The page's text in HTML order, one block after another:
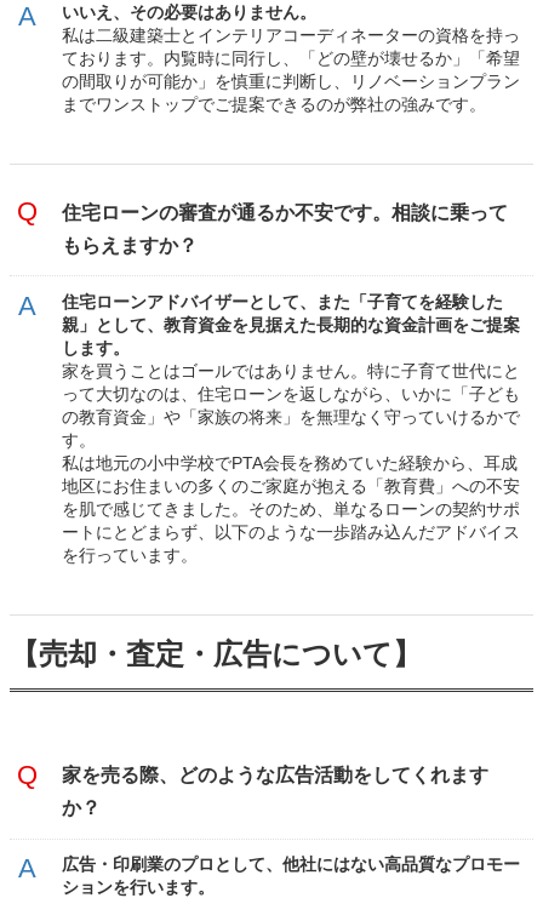
いいえ、その必要はありません。
私は二級建築士とインテリアコーディネーターの資格を持っ
ております。内覧時に同行し、「どの壁が壊せるか」「希望
の間取りが可能か」を慎重に判断し、リノベーションプラン
までワンストップでご提案できるのが弊社の強みです。
住宅ローンの審査が通るか不安です。相談に乗って
もらえますか？
住宅ローンアドバイザーとして、また「子育てを経験した
親」として、教育資金を見据えた長期的な資金計画をご提案
します。
家を買うことはゴールではありません。特に子育て世代にと
って大切なのは、住宅ローンを返しながら、いかに「子ども
の教育資金」や「家族の将来」を無理なく守っていけるかで
す。
私は地元の小中学校でPTA会長を務めていた経験から、耳成
地区にお住まいの多くのご家庭が抱える「教育費」への不安
を肌で感じてきました。そのため、単なるローンの契約サポ
ートにとどまらず、以下のような一歩踏み込んだアドバイス
を行っています。
【売却・査定・広告について】
家を売る際、どのような広告活動をしてくれます
か？
広告・印刷業のプロとして、他社にはない高品質なプロモー
ションを行います。